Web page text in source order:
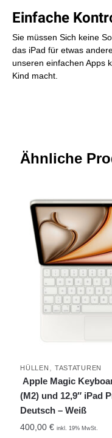
Einfache
Sie müssen Sich keine
das iPad für etwas
unseren einfachen Apps
Kind macht.
Ähnliche
HÜLLEN TASTATUREN
Apple Magic
(M2) und 12,9″ iPad
Deutsch – Weiß
400,00€ inkl. 19% MwSt.